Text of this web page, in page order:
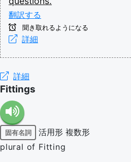
翻訳する
聞き取れるようになる
詳細
詳細
Fittings
固有名詞 活用形 複数形
plural of Fitting